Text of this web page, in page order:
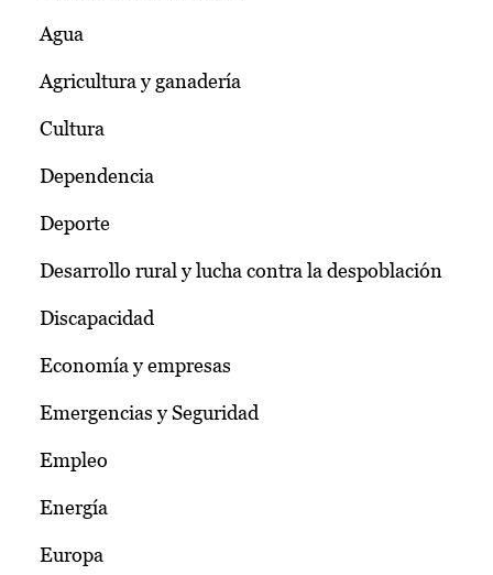
Agua
Agricultura y ganadería
Cultura
Dependencia
Deporte
Desarrollo rural y lucha contra la despoblación
Discapacidad
Economía y empresas
Emergencias y Seguridad
Empleo
Energía
Europa